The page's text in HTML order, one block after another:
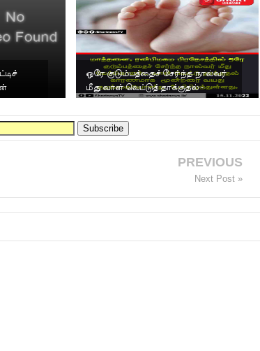
ஒரே குடும்பத்தைச் சேர்ந்த நால்வர்
மீது வாள் வெட்டுத் தாக்குதல் -
PREVIOUS
Next Post »